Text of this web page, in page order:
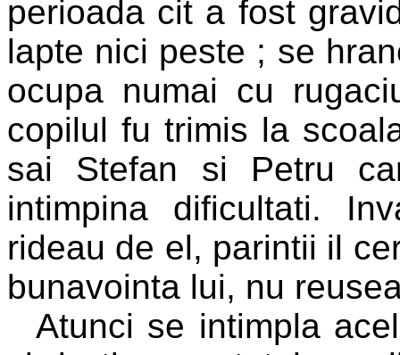
perioada cit a fost
lapte nici peste ; se
ocupa numai cu
copilul fu trimis la
sai Stefan si Petru
intimpina dificultati.
rideau de el, parintii il
bunavointa lui, nu
Atunci se intimpla